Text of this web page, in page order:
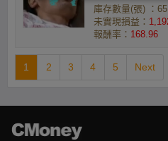
庫存數量(張) ：65
未實現損益：
報酬率： 168.96
1 2 3 4 5 Next